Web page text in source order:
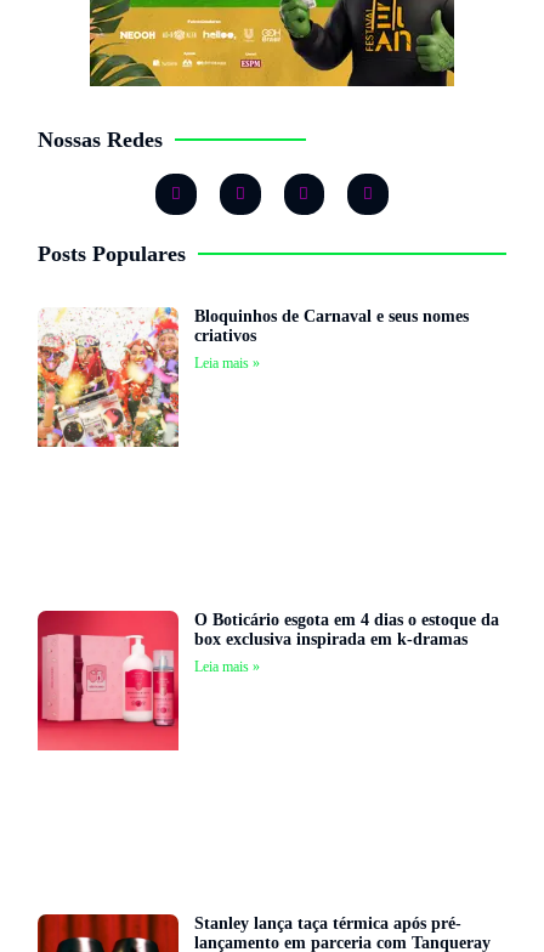
Nossas Redes
Posts Populares
Bloquinhos de Carnaval e seus nomes
criativos
Leia mais »
O Boticário esgota em 4 dias o estoque da
box exclusiva inspirada em k-dramas
Leia mais »
Stanley lança taça térmica após pré-
lançamento em parceria com Tanqueray